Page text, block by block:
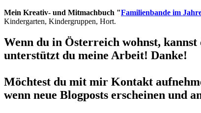
Mein Kreativ- und Mitmachbuch "Familienbande im
Kindergarten, Kindergruppen, Hort.
Wenn du in Österreich wohnst,
unterstützt du meine Arbeit! Danke!
Möchtest du mit mir Kontakt
wenn neue Blogposts erscheinen und